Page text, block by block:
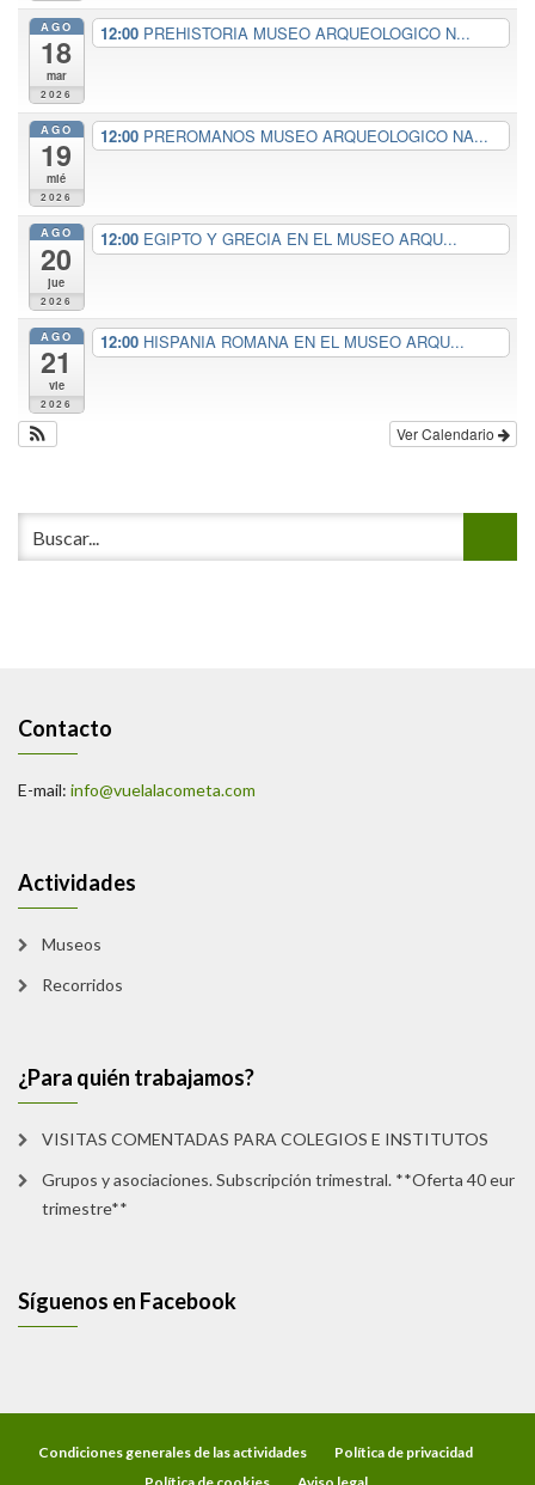
AGO
18
mar
2026
12:00 PREHISTORIA MUSEO ARQUEOLOGICO N...
AGO
19
mié
2026
12:00 PREROMANOS MUSEO ARQUEOLOGICO NA...
AGO
20
jue
2026
12:00 EGIPTO Y GRECIA EN EL MUSEO ARQU...
AGO
21
vie
2026
12:00 HISPANIA ROMANA EN EL MUSEO ARQU...
Ver Calendario
Contacto
E-mail: info@vuelalacometa.com
Actividades
Museos
Recorridos
¿Para quién trabajamos?
VISITAS COMENTADAS PARA COLEGIOS E INSTITUTOS
Grupos y asociaciones. Subscripción trimestral. **Oferta 40 eur
trimestre**
Síguenos en Facebook
Condiciones generales de las actividades
Política de privacidad